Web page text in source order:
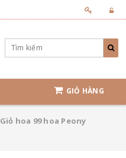
GIỎ HÀNG
Giỏ hoa 99 hoa Peony